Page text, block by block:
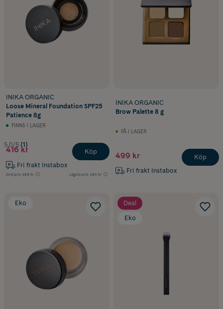
INIKA ORGANIC
Loose Mineral Foundation SPF25
Patience 8g
FINNS I LAGER
5.0/5 (1)
416 kr
Fri frakt Instabox
Ord.pris 489 kr Lägsta pris 484 kr
Köp
INIKA ORGANIC
Brow Palette 8 g
FÅ I LAGER
499 kr
Fri frakt Instabox
Köp
Eko
Deal
Eko